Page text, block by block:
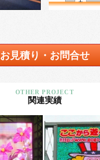
お見積り・お問合せ
関連実績